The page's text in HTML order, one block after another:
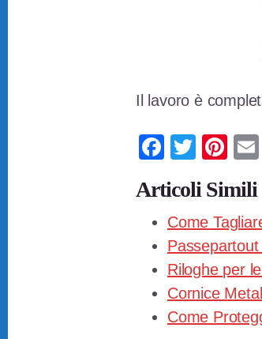
Il lavoro è
F
c
e
b
o
o
k
T
tt
er
Pi
er
e
st
Articoli Simili
Come
Riloghe per
Cornice
Come